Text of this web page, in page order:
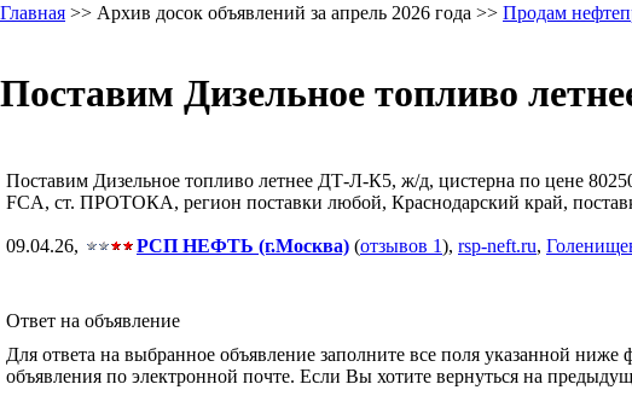
Главная >> Архив досок объявлений за апрель 2026 года >> Продам
Поставим Дизельное топливо
Поставим Дизельное топливо летнее ДТ-Л-К5, ж/д, цистерна по цене
FCA, ст. ПРОТОКА, регион поставки любой, Краснодарский край,
09.04.26, РСП НЕФТЬ (г.Москва) (отзывов 1), rsp-neft.ru,
Ответ на объявление
Для ответа на выбранное объявление заполните все поля указанной
объявления по электронной почте. Если Вы хотите вернуться на